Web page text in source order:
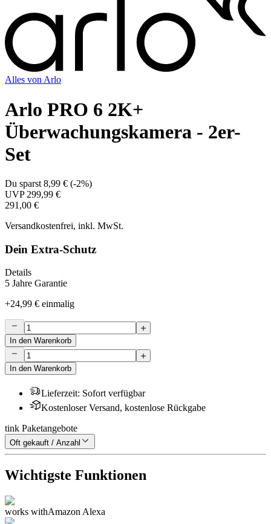
Alles von Arlo
Arlo PRO 6 2K+
Überwachungskamera - 2er-
Set
Du sparst 8,99 € (-2%)
UVP 299,99 €
291,00 €
Versandkostenfrei, inkl. MwSt.
Dein Extra-Schutz
Details
5 Jahre Garantie
+24,99 € einmalig
In den Warenkorb
In den Warenkorb
Lieferzeit: Sofort verfügbar
Kostenloser Versand, kostenlose Rückgabe
tink Paketangebote
Oft gekauft / Anzahl
Wichtigste Funktionen
works withAmazon Alexa